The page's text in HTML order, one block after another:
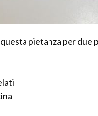
pietanza per